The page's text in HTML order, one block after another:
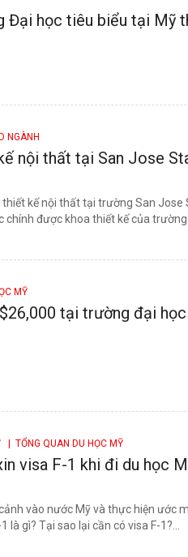
Đại học tiêu biểu tại Mỹ
NGÀNH
nội thất tại San Jose
kế nội thất tại trường San Jose
chính được khoa thiết kế của trường
MỸ
tại trường đại
| TỔNG QUAN DU HỌC MỸ
visa F-1 khi đi du học
vào nước Mỹ và thực hiện ước
là gì? Tại sao lại cần có visa F-1?...